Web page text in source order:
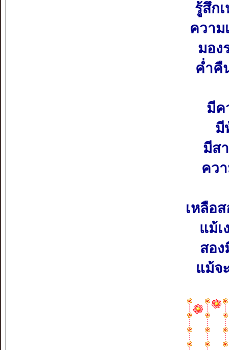
รู้สึก
ความ
มอง
ค่ำคื
มีค
มี
มีส
คว
เหลือ
แม้เ
สอ
แม้จ